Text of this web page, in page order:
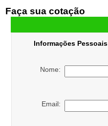
Faça sua cotação
Informações Pessoais
Nome:
Email: